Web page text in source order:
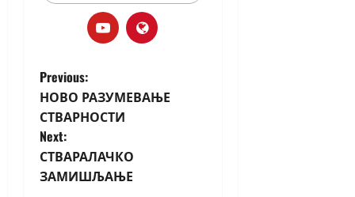
Previous:
НОВО РАЗУМЕВАЊЕ
СТВАРНОСТИ
Next:
СТВАРАЛАЧКО
ЗАМИШЉАЊЕ